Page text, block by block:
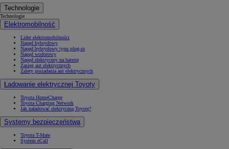
Technologie
Technologie
Elektromobilność
Lider elektromobilności
Napęd hybrydowy
Napęd hybrydowy typu plug-in
Napęd wodorowy
Napęd elektryczny na baterię
Zasięg aut elektrycznych
Zalety posiadania aut elektrycznych
Ładowanie elektrycznej Toyoty
Toyota HomeCharge
Toyota Charging Network
Jak naładować elektryczną Toyotę?
Systemy bezpieczeństwa
Toyota T-Mate
System eCall